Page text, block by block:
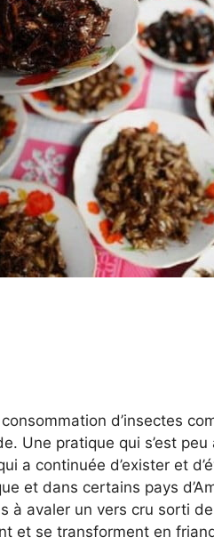
d’insectes
Une pratique qui s’est
a continuée d’exister et
et dans certains pays
à avaler un vers cru sorti
et se transforment en